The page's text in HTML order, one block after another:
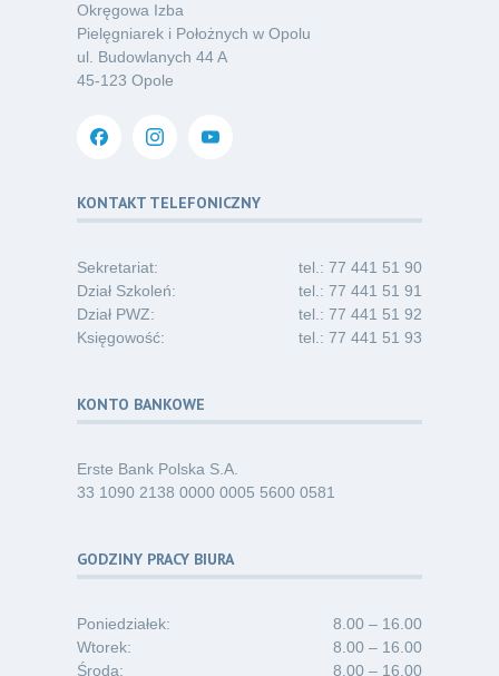
03
Oferta pracy – pielęgniarka/pielęgniarz
06.26
i absolwentów pielęgniarstwa
Kategoria:Komunikaty
Okręgowa Izba
Pielęgniarek i Położnych w Opolu
ul. Budowlanych 44 A
45-123 Opole
KONTAKT TELEFONICZNY
Sekretariat:
tel.: 77 441 51 90
Dział Szkoleń:
tel.: 77 441 51 91
Dział PWZ:
tel.: 77 441 51 92
Księgowość:
tel.: 77 441 51 93
KONTO BANKOWE
Erste Bank Polska S.A.
33 1090 2138 0000 0005 5600 0581
GODZINY PRACY BIURA
Poniedziałek:
8.00 – 16.00
Wtorek:
8.00 – 16.00
Środa:
8.00 – 16.00